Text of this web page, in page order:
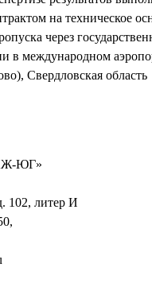
на техническое
через
в международном
Свердловская область
ЮГ»
102, литер И